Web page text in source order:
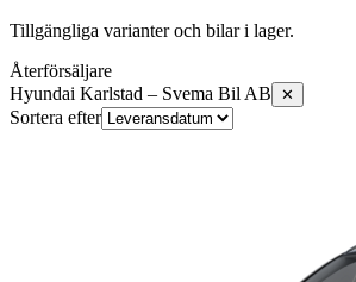
Tillgängliga varianter och bilar i lager.
Återförsäljare
Hyundai Karlstad – Svema Bil AB
✕
Sortera efter